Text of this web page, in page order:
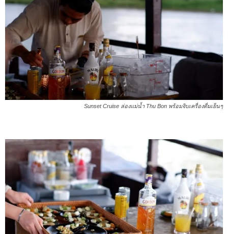
Sunset Cruise ล่องแม่น้ำ Thu Bon พร้อมจิบเครื่องดื่มเย็นๆ